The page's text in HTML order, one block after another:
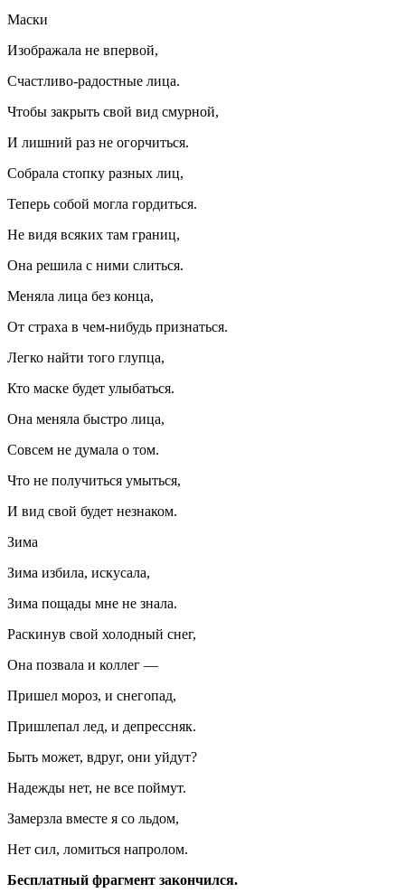
Маски
Изображала не впервой,
Счастливо-радостные лица.
Чтобы закрыть свой вид смурной,
И лишний раз не огорчиться.
Собрала стопку разных лиц,
Теперь собой могла гордиться.
Не видя всяких там границ,
Она решила с ними слиться.
Меняла лица без конца,
От страха в чем-нибудь признаться.
Легко найти того глупца,
Кто маске будет улыбаться.
Она меняла быстро лица,
Совсем не думала о том.
Что не получиться умыться,
И вид свой будет незнаком.
Зима
Зима избила, искусала,
Зима пощады мне не знала.
Раскинув свой холодный снег,
Она позвала и коллег —
Пришел мороз, и снегопад,
Пришлепал лед, и депрессняк.
Быть может, вдруг, они уйдут?
Надежды нет, не все поймут.
Замерзла вместе я со льдом,
Нет сил, ломиться напролом.
Бесплатный фрагмент закончился.